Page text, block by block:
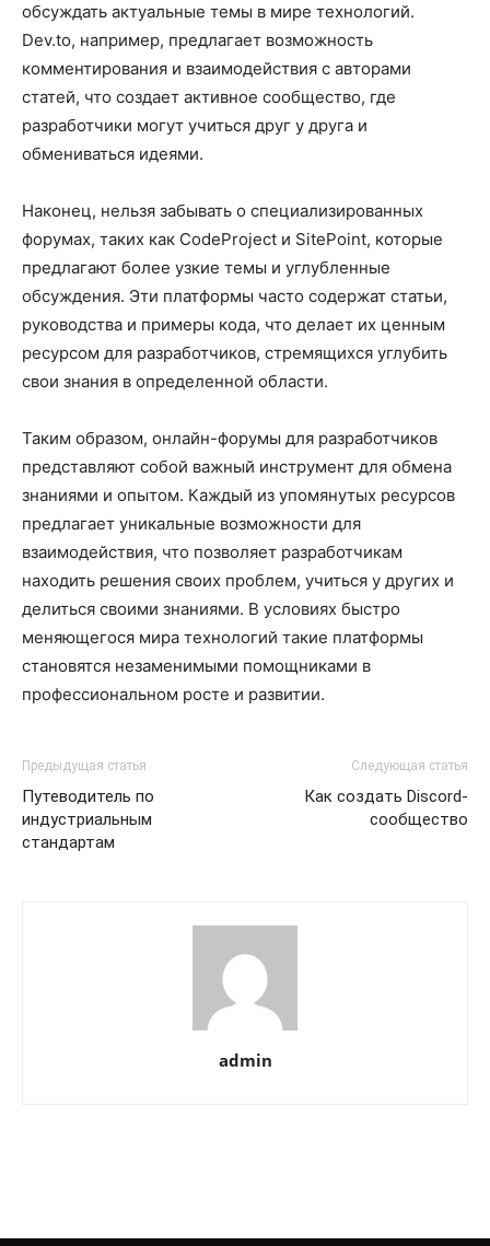
обсуждать актуальные темы в мире технологий.
Dev.to, например, предлагает возможность
комментирования и взаимодействия с авторами
статей, что создает активное сообщество, где
разработчики могут учиться друг у друга и
обмениваться идеями.
Наконец, нельзя забывать о специализированных
форумах, таких как CodeProject и SitePoint, которые
предлагают более узкие темы и углубленные
обсуждения. Эти платформы часто содержат статьи,
руководства и примеры кода, что делает их ценным
ресурсом для разработчиков, стремящихся углубить
свои знания в определенной области.
Таким образом, онлайн-форумы для разработчиков
представляют собой важный инструмент для обмена
знаниями и опытом. Каждый из упомянутых ресурсов
предлагает уникальные возможности для
взаимодействия, что позволяет разработчикам
находить решения своих проблем, учиться у других и
делиться своими знаниями. В условиях быстро
меняющегося мира технологий такие платформы
становятся незаменимыми помощниками в
профессиональном росте и развитии.
Предыдущая статья
Путеводитель по
индустриальным
стандартам
Следующая статья
Как создать Discord-
сообщество
admin